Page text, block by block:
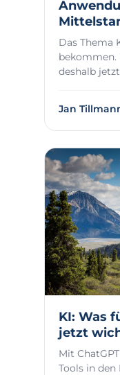
Das Thema
deshalb
Jan
KI: Was
jetzt
Mit
Tools in